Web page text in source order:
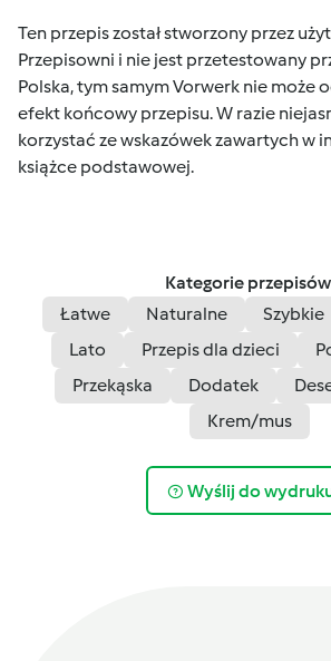
Ten przepis został stworzony przez
Przepisowni i nie jest przetestowany
Polska, tym samym Vorwerk nie może
efekt końcowy przepisu. W razie
korzystać ze wskazówek zawartych w
książce podstawowej.
Kategorie
Łatwe
Naturalne Szybkie
Lato
Przepis dla dzieci
Przekąska
Dodatek
Krem/mus
Wyślij do